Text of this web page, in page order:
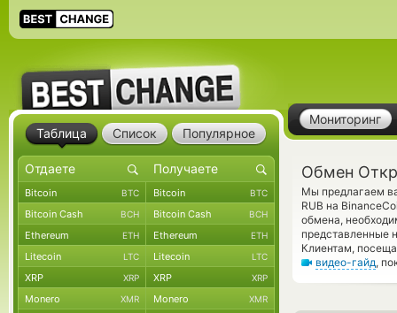
Мониторинг
Обмен
Мы предлагаем
RUB на
обмена,
представленные
Клиентам,
видео-гайд,
Таблица Список Популярное
Bitcoin BTC Bitcoin BTC
Bitcoin Cash BCH Bitcoin Cash BCH
Ethereum ETH Ethereum ETH
Litecoin LTC Litecoin LTC
XRP XRP XRP XRP
Monero XMR Monero XMR